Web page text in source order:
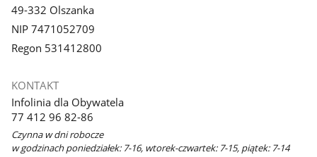
49-332 Olszanka
NIP 7471052709
Regon 531412800
KONTAKT
Infolinia dla Obywatela
77 412 96 82-86
Czynna w dni robocze
w godzinach poniedziałek: 7-16, wtorek-czwartek: 7-15, piątek: 7-14